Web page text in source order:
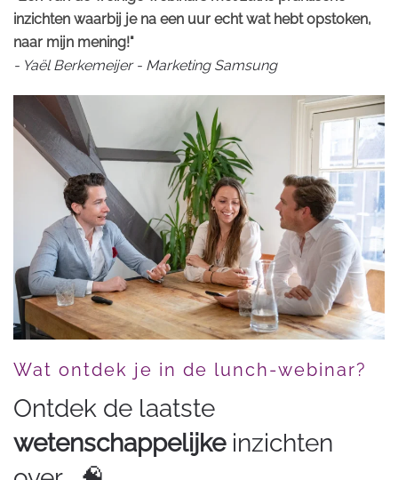
inzichten waarbij je na een uur echt wat hebt opstoken,
naar mijn mening!"
- Yaël Berkemeijer - Marketing Samsung
Wat ontdek je in de lunch-webinar?
Ontdek de laatste
wetenschappelijkeinzichten